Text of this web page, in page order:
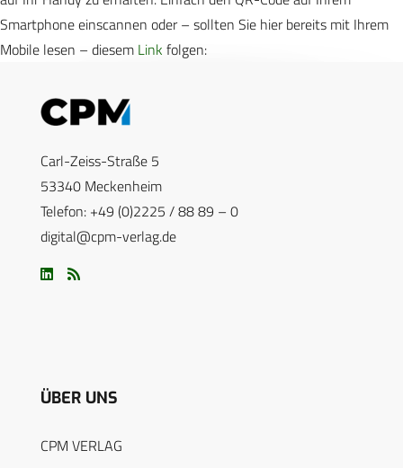
Smartphone einscannen oder – sollten Sie hier bereits mit Ihrem
Mobile lesen – diesem Link folgen:
Carl-Zeiss-Straße 5
53340 Meckenheim
Telefon: +49 (0)2225 / 88 89 – 0
digital@cpm-verlag.de
ÜBER UNS
CPM VERLAG